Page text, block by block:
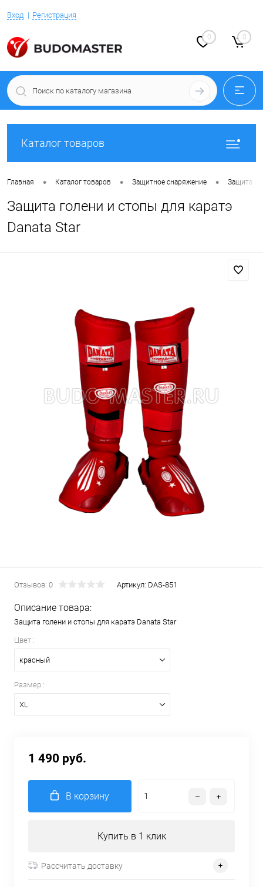
Вход Регистрация
0 0
Каталог товаров
Главная • Каталог товаров • Защитное снаряжение • Защита
Защита голени и стопы для каратэ
Danata Star
Отзывов: 0 Артикул: DAS-851
Описание товара:
Защита голени и стопы для каратэ Danata Star
Цвет :
красный
Размер :
XL
1 490 руб.
В корзину
Купить в 1 клик
Рассчитать доставку